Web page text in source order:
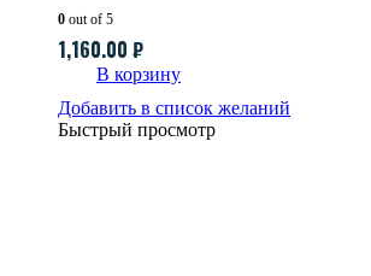
0 out of 5
1,160.00 ₽
В корзину
Добавить в список желаний
Быстрый просмотр